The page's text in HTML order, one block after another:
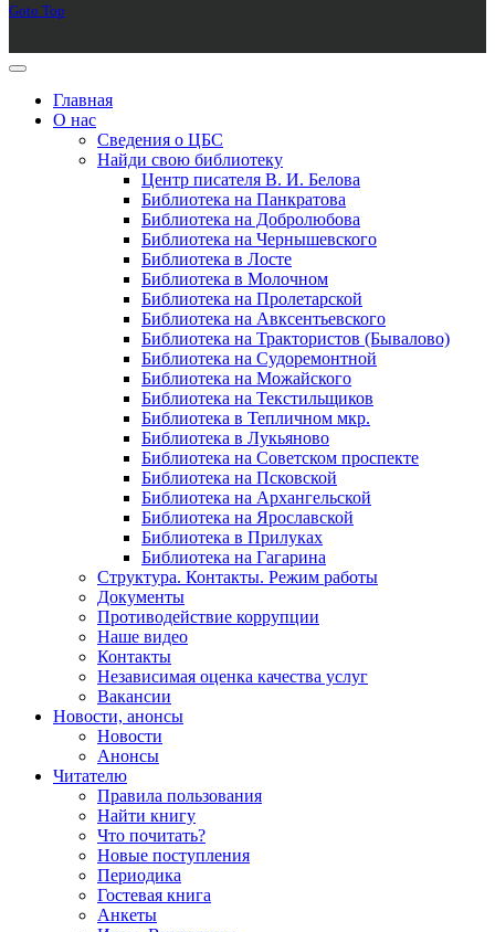
Goto Top
Главная
О нас
Сведения о ЦБС
Найди свою библиотеку
Центр писателя В. И. Белова
Библиотека на Панкратова
Библиотека на Добролюбова
Библиотека на Чернышевского
Библиотека в Лосте
Библиотека в Молочном
Библиотека на Пролетарской
Библиотека на Авксентьевского
Библиотека на Трактористов (Бывалово)
Библиотека на Судоремонтной
Библиотека на Можайского
Библиотека на Текстильщиков
Библиотека в Тепличном мкр.
Библиотека в Лукьяново
Библиотека на Советском проспекте
Библиотека на Псковской
Библиотека на Архангельской
Библиотека на Ярославской
Библиотека в Прилуках
Библиотека на Гагарина
Структура. Контакты. Режим работы
Документы
Противодействие коррупции
Наше видео
Контакты
Независимая оценка качества услуг
Вакансии
Новости, анонсы
Новости
Анонсы
Читателю
Правила пользования
Найти книгу
Что почитать?
Новые поступления
Периодика
Гостевая книга
Анкеты